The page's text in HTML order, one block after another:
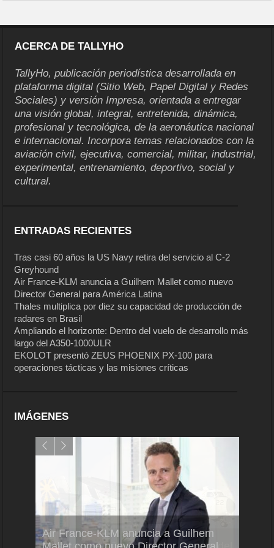
ACERCA DE TALLYHO
TallyHo, publicación periodística desarrollada en
plataforma digital (Sitio Web, Papel Digital y Redes
Sociales) y versión Impresa, orientada a entregar
una visión global, integral, entretenida, dinámica,
profesional y tecnológica, de la aeronáutica nacional
e internacional. Incorpora temas relacionados con la
aviación civil, ejecutiva, comercial, militar, industrial,
experimental, entrenamiento, deportivo, social y
cultural.
ENTRADAS RECIENTES
Tras casi 60 años la US Navy retira del servicio al C-2
Greyhound
Air France-KLM anuncia a Guilhem Mallet como nuevo
Director General para América Latina
Thales multiplica por diez su capacidad de producción de
radares en Brasil
Ampliando el horizonte: Dentro del vuelo de desarrollo más
largo del A350-1000ULR
EKOLOT presentó ZEUS PHOENIX PX-100 para
operaciones tácticas y las misiones críticas
IMÁGENES
Air France-KLM anuncia a Guilhem